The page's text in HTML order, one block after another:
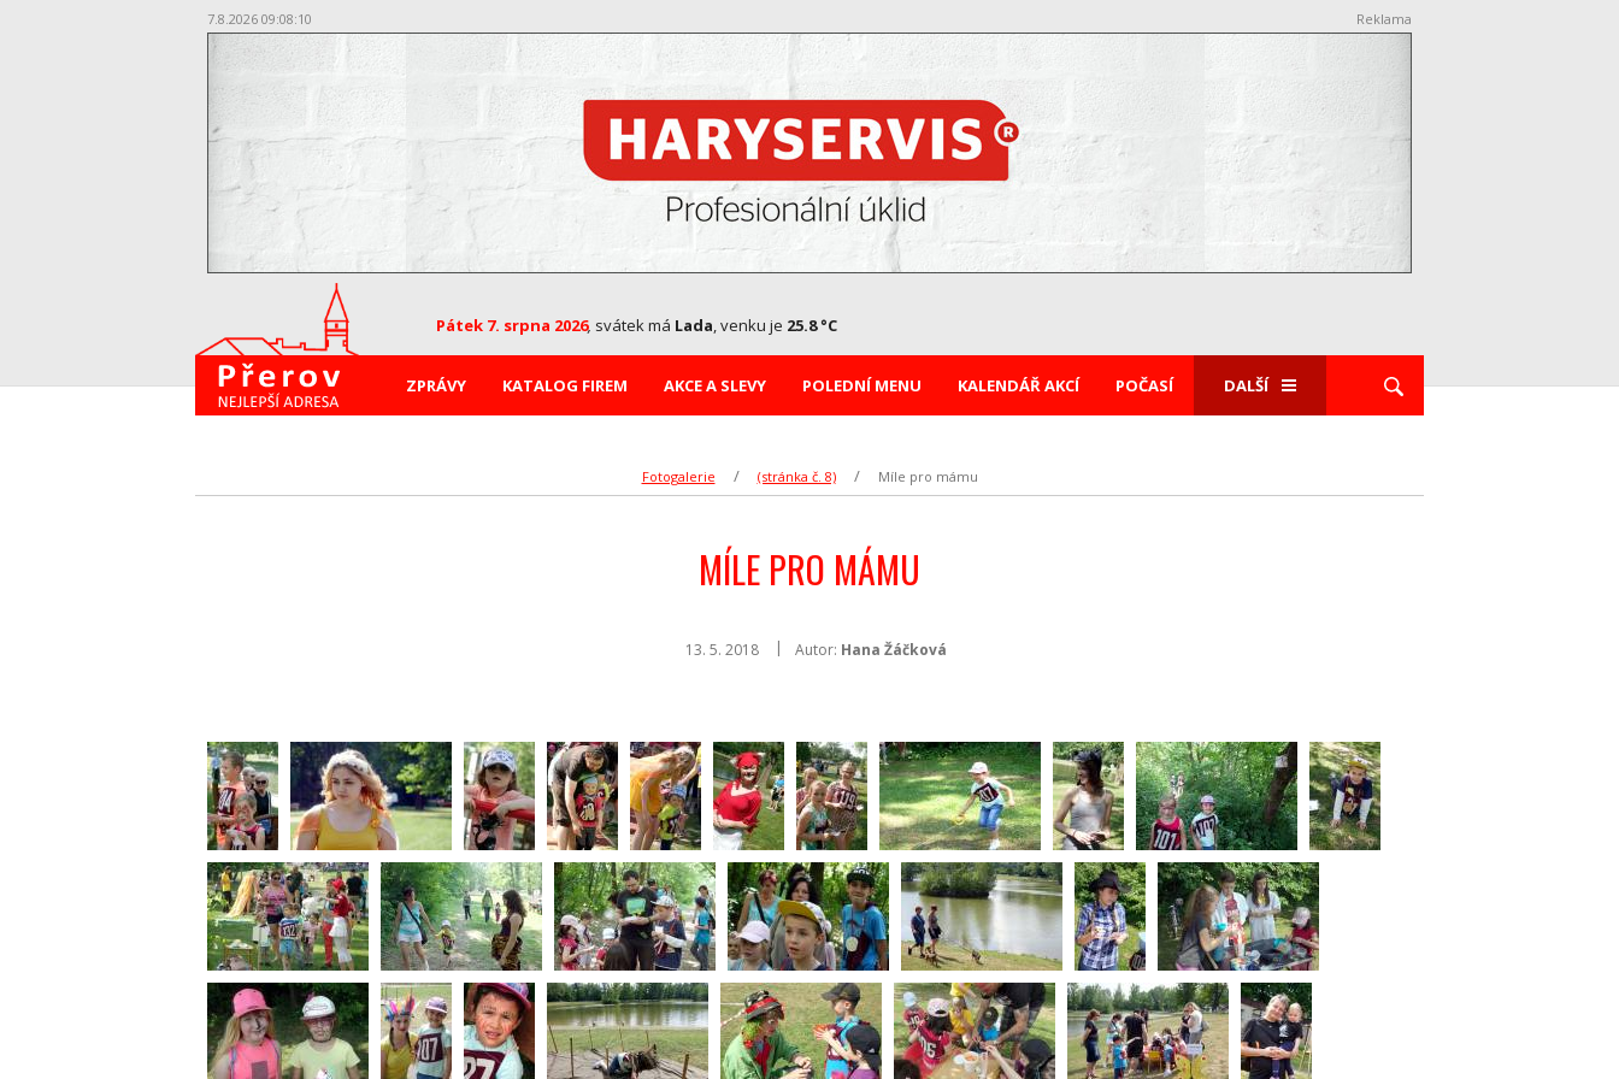
7.8.2026 09:08:11 Reklama
Pátek 7. srpna 2026, svátek má Lada, venku je 25.8 °C
ZPRÁVY KATALOG FIREM AKCE A SLEVY POLEDNÍ MENU KALENDÁŘ AKCÍ POČASÍ DALŠÍ
Fotogalerie (stránka č. 8) Míle pro mámu
MÍLE PRO MÁMU
13. 5. 2018 Autor: Hana Žáčková